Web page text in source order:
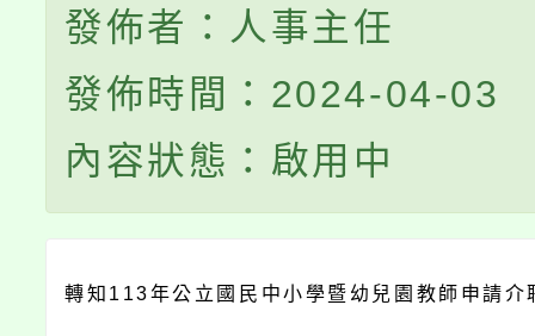
發佈者：人事主任
發佈時間：2024-04-03
內容狀態：啟用中
轉知113年公立國民中小學暨幼兒園教師申請介